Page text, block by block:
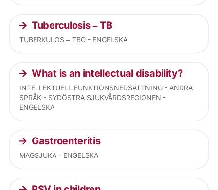
Tuberculosis – TB
TUBERKULOS – TBC - ENGELSKA
What is an intellectual disability?
INTELLEKTUELL FUNKTIONSNEDSÄTTNING - ANDRA
SPRÅK - SYDÖSTRA SJUKVÅRDSREGIONEN -
ENGELSKA
Gastroenteritis
MAGSJUKA - ENGELSKA